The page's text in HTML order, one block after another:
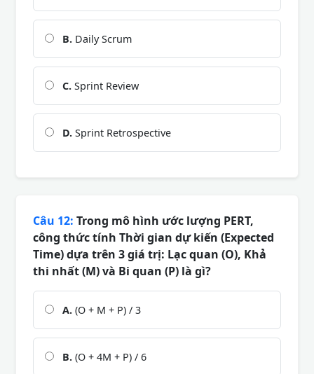
B. Daily Scrum
C. Sprint Review
D. Sprint Retrospective
Câu 12: Trong mô hình ước lượng PERT,
công thức tính Thời gian dự kiến (Expected
Time) dựa trên 3 giá trị: Lạc quan (O), Khả
thi nhất (M) và Bi quan (P) là gì?
A. (O + M + P) / 3
B. (O + 4M + P) / 6